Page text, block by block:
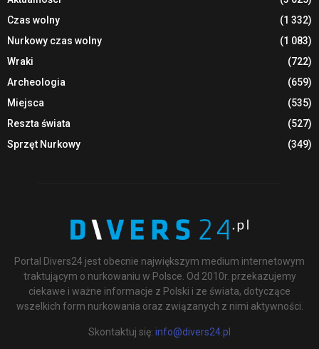
Czas wolny
(1 332)
Nurkowy czas wolny
(1 083)
Wraki
(722)
Archeologia
(659)
Miejsca
(535)
Reszta świata
(527)
Sprzęt Nurkowy
(349)
Portal Divers24 jest obecnie największym medium internetowym
traktującym o nurkowaniu w Polsce. Od 2010r. przekazujemy
ciekawe i ważne informacje z Polski i ze świata, dotyczące
wszelkich form nurkowania oraz związanych z nimi aktywności.
Skontaktuj się: info@divers24.pl